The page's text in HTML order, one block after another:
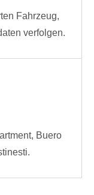
Fahrzeug,
verfolgen.
Buero